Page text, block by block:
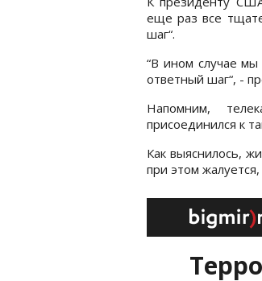
еще раз все
шаг“.
“В ином случае
ответный шаг“, -
Напомним,
присоединился к
Как выяснилось,
при этом